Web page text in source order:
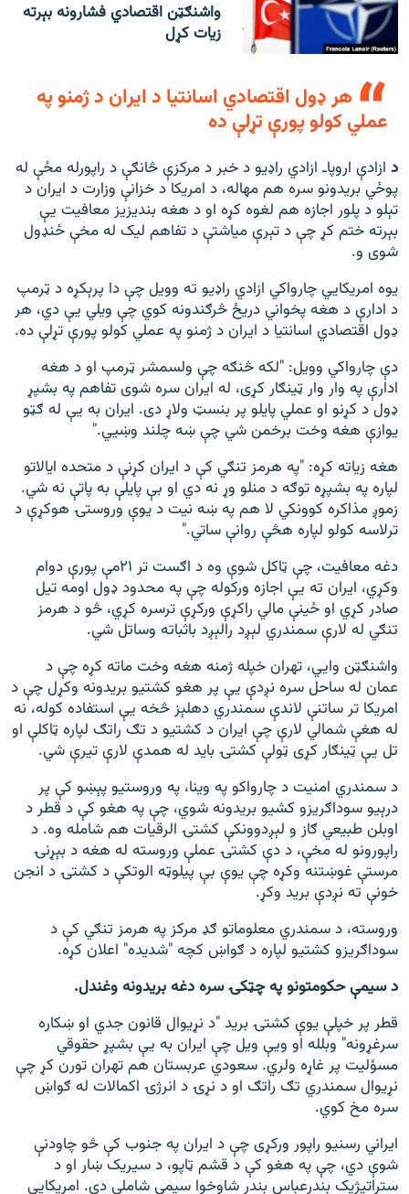
واشنګټن اقتصادي فشارونه بېرته
زیات کړل
هر ډول اقتصادي اسانتیا د ایران د ژمنو په
عملي کولو پورې تړلې ده
د ازادې اروپاـ ازادي راډیو د خبر د مرکزې څانګې د راپورله مځې له
پوځي بریدونو سره هم ‌مهاله، د امریکا د خزانې وزارت د ایران د
تېلو د پلور اجازه هم لغوه کړه او د هغه بندیزیز معافیت یې
بېرته ختم کړ چې د تېرې میاشتې د تفاهم لیک له مخې ځنډول
شوی و.
یوه امریکایي چارواکي ازادي راډیو ته وویل چې دا پرېکړه د ټرمپ
د ادارې د هغه پخواني دریځ څرګندونه کوي چې ویلي یې دي، هر
ډول اقتصادي اسانتیا د ایران د ژمنو په عملي کولو پورې تړلې ده.
دې چارواکي وویل: "لکه څنګه چې ولسمشر ټرمپ او د هغه
ادارې په وار وار ټینګار کړی، له ایران سره شوی تفاهم په بشپړ
ډول د کړنو او عملي پایلو پر بنسټ ولاړ دی. ایران به یې له ګټو
یوازې هغه وخت برخمن شي چې ښه چلند وښيي."
هغه زیاته کړه: "په هرمز تنګي کې د ایران کړنې د متحده ایالاتو
لپاره په بشپړه توګه د منلو وړ نه دي او بې ‌پایلې به پاتې نه شي.
زموږ مذاکره کوونکي لا هم په ښه نیت د یوې وروستۍ هوکړې د
ترلاسه کولو لپاره هڅې روانې ساتي."
دغه معافیت، چې ټاکل شوې وه د اګست تر ۲۱مې پورې دوام
وکړي، ایران ته یې اجازه ورکوله چې په محدود ډول اومه تیل
صادر کړي او ځینې مالي راکړې ورکړې ترسره کړي، څو د هرمز
تنګي له لارې سمندري لېږد رالېږد باثباته وساتل شي.
واشنګټن وایي، تهران خپله ژمنه هغه وخت ماته کړه چې د
عمان له ساحل سره نږدې یې پر هغو کشتیو بریدونه وکړل چې د
امریکا تر ساتنې لاندې سمندري دهلېز څخه یې استفاده کوله، نه
له هغې شمالي لارې چې ایران د کشتیو د تګ راتګ لپاره ټاکلې او
تل یې ټینګار کړی ټولې کشتۍ باید له همدې لارې تیرې شي.
د سمندري امنیت د چارواکو په وینا، په وروستیو پېښو کې پر
درېیو سوداګریزو کشیو بریدونه شوي، چې په هغو کې د قطر د
اوبلن طبیعي ګاز و لېږدوونکې کشتۍ الرقیات هم شامله وه. د
راپورونو له مخې، د دې کشتۍ عملې وروسته له هغه د بېړنۍ
مرستې غوښتنه وکړه چې یوې بې‌ پیلوټه الوتکې د کشتۍ د انجن
خونې ته نږدې برید وکړ.
وروسته، د سمندري معلوماتو ګډ مرکز په هرمز تنګي کې د
سوداګریزو کشتیو لپاره د ګواښ کچه "شدیده" اعلان کړه.
د سیمې حکومتونو په چټکۍ سره دغه بریدونه وغندل.
قطر پر خپلې یوې کشتۍ برید "د نړیوال قانون جدي او ښکاره
سرغړونه" وبلله او ویې ویل چې ایران به یې بشپړ حقوقي
مسؤلیت پر غاړه ولري. سعودي عربستان هم تهران تورن کړ چې
نړیوال سمندري تګ راتګ او د نړۍ د انرژۍ اکمالات له ګواښ
سره مخ کوي.
ایراني رسنیو راپور ورکړی چې د ایران په جنوب کې څو چاودنې
شوې دي، چې په هغو کې د قشم ټاپو، د سیریک ښار او د
ستراتیژیک بندرعباس بندر شاوخوا سیمې شاملې دي. امریکایي